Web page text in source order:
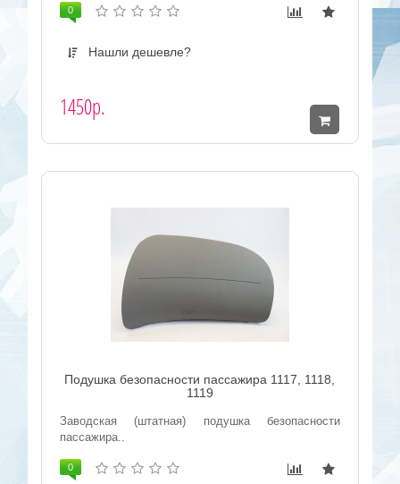
0
Нашли дешевле?
1450р.
Подушка безопасности пассажира 1117, 1118,
1119
Заводская (штатная) подушка безопасности
пассажира..
0